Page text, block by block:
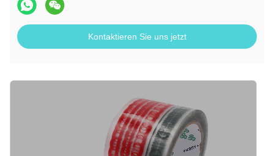
Kontaktieren Sie uns jetzt